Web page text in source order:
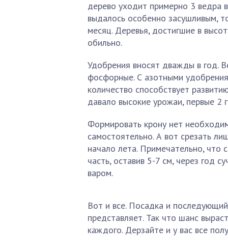
дерево уходит примерно 3 ведра
выдалось особенно засушливым,
месяц. Деревья, достигшие в
обильно.
Удобрения вносят дважды в год.
фосфорные. С азотными
количество способствует
давало высокие урожаи, первые 2
Формировать крону нет
самостоятельно. А вот срезать
начало лета. Примечательно, что
часть, оставив 5-7 см, через год
варом.
Вот и все. Посадка и
представляет. Так что шанс
каждого. Дерзайте и у вас все